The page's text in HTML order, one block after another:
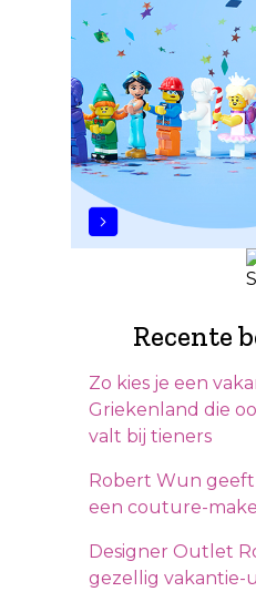
Recente
Zo kies je een
Griekenland die
valt bij tieners
Robert Wun geeft
een couture-
Designer Outlet
gezellig vakantie-